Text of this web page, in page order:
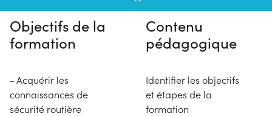
Objectifs de la
formation
- Acquérir les
connaissances de
sécurité routière
Contenu
pédagogique
Identifier les objectifs
et étapes de la
formation